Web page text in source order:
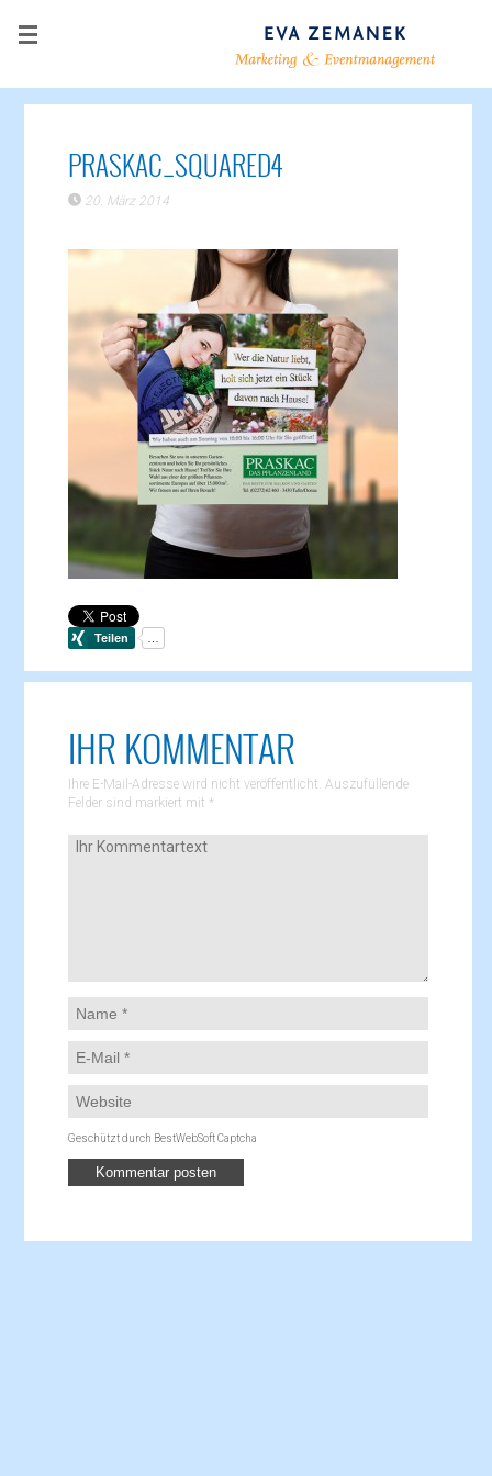
PRASKAC_SQUARED4
20. März 2014
IHR KOMMENTAR
Ihre E-Mail-Adresse wird nicht veröffentlicht. Auszufüllende
Felder sind markiert mit *
Geschützt durch BestWebSoft Captcha